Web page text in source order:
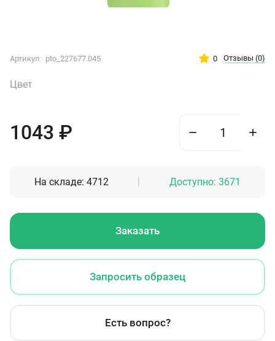
Артикул: pto_227677.045 0 Отзывы (0)
Цвет
1043 ₽
На складе:4712 Доступно: 3671
Заказать
Запросить образец
Есть вопрос?